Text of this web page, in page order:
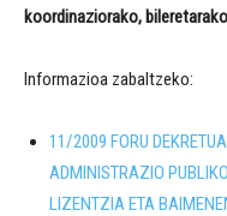
koordinaziorako,
Informazioa zabaltzeko:
11/2009 FORU
ADMINISTRAZIO
LIZENTZIA ETA